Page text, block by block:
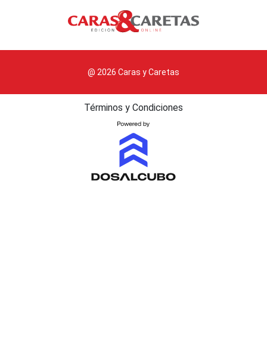
@ 2026 Caras y Caretas
Términos y Condiciones